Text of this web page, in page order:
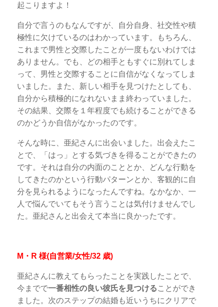
起こりますよ！
自分で言うのもなんですが、自分自身、社交性や積
極性に欠けているのはわかっています。もちろん、
これまで男性と交際したことが一度もないわけでは
ありません。でも、どの相手ともすぐに別れてしま
って、男性と交際することに自信がなくなってしま
いました。また、新しい相手を見つけたとしても、
自分から積極的になれないまま終わっていました。
その結果、交際を１年程度でも続けることができる
のかどうか自信がなかったのです。
そんな時に、亜紀さんに出会いました。出会えたこ
とで、「はっ」とする気づきを得ることができたの
です。それは自分の内面のこととか、どんな行動を
してきたのかという行動パターンとか、客観的に自
分を見られるようになったんですね。なかなか、一
人で悩んでいてもそう言うことは気付けませんでし
た。亜紀さんと出会えて本当に良かったです。
M・R 様(自営業/女性/32 歳)
亜紀さんに教えてもらったことを実践したことで、
今までで一番相性の良い彼氏を見つけることができ
ました。次のステップの結婚も近いうちにクリアで